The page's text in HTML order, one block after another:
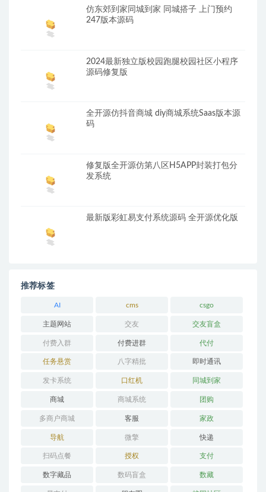
仿东郊到家同城到家 同城搭子 上门预约
247版本源码
2024最新独立版校园跑腿校园社区小程序
源码修复版
全开源仿抖音商城 diy商城系统Saas版本源
码
修复版全开源仿第八区H5APP封装打包分
发系统
最新版彩虹易支付系统源码 全开源优化版
推荐标签
AI cms csgo
主题网站 交友 交友盲盒
付费入群 付费进群 代付
任务悬赏 八字精批 即时通讯
发卡系统 口红机 同城到家
商城 商城系统 团购
多商户商城 客服 家政
导航 微擎 快递
扫码点餐 授权 支付
数字藏品 数码盲盒 数藏